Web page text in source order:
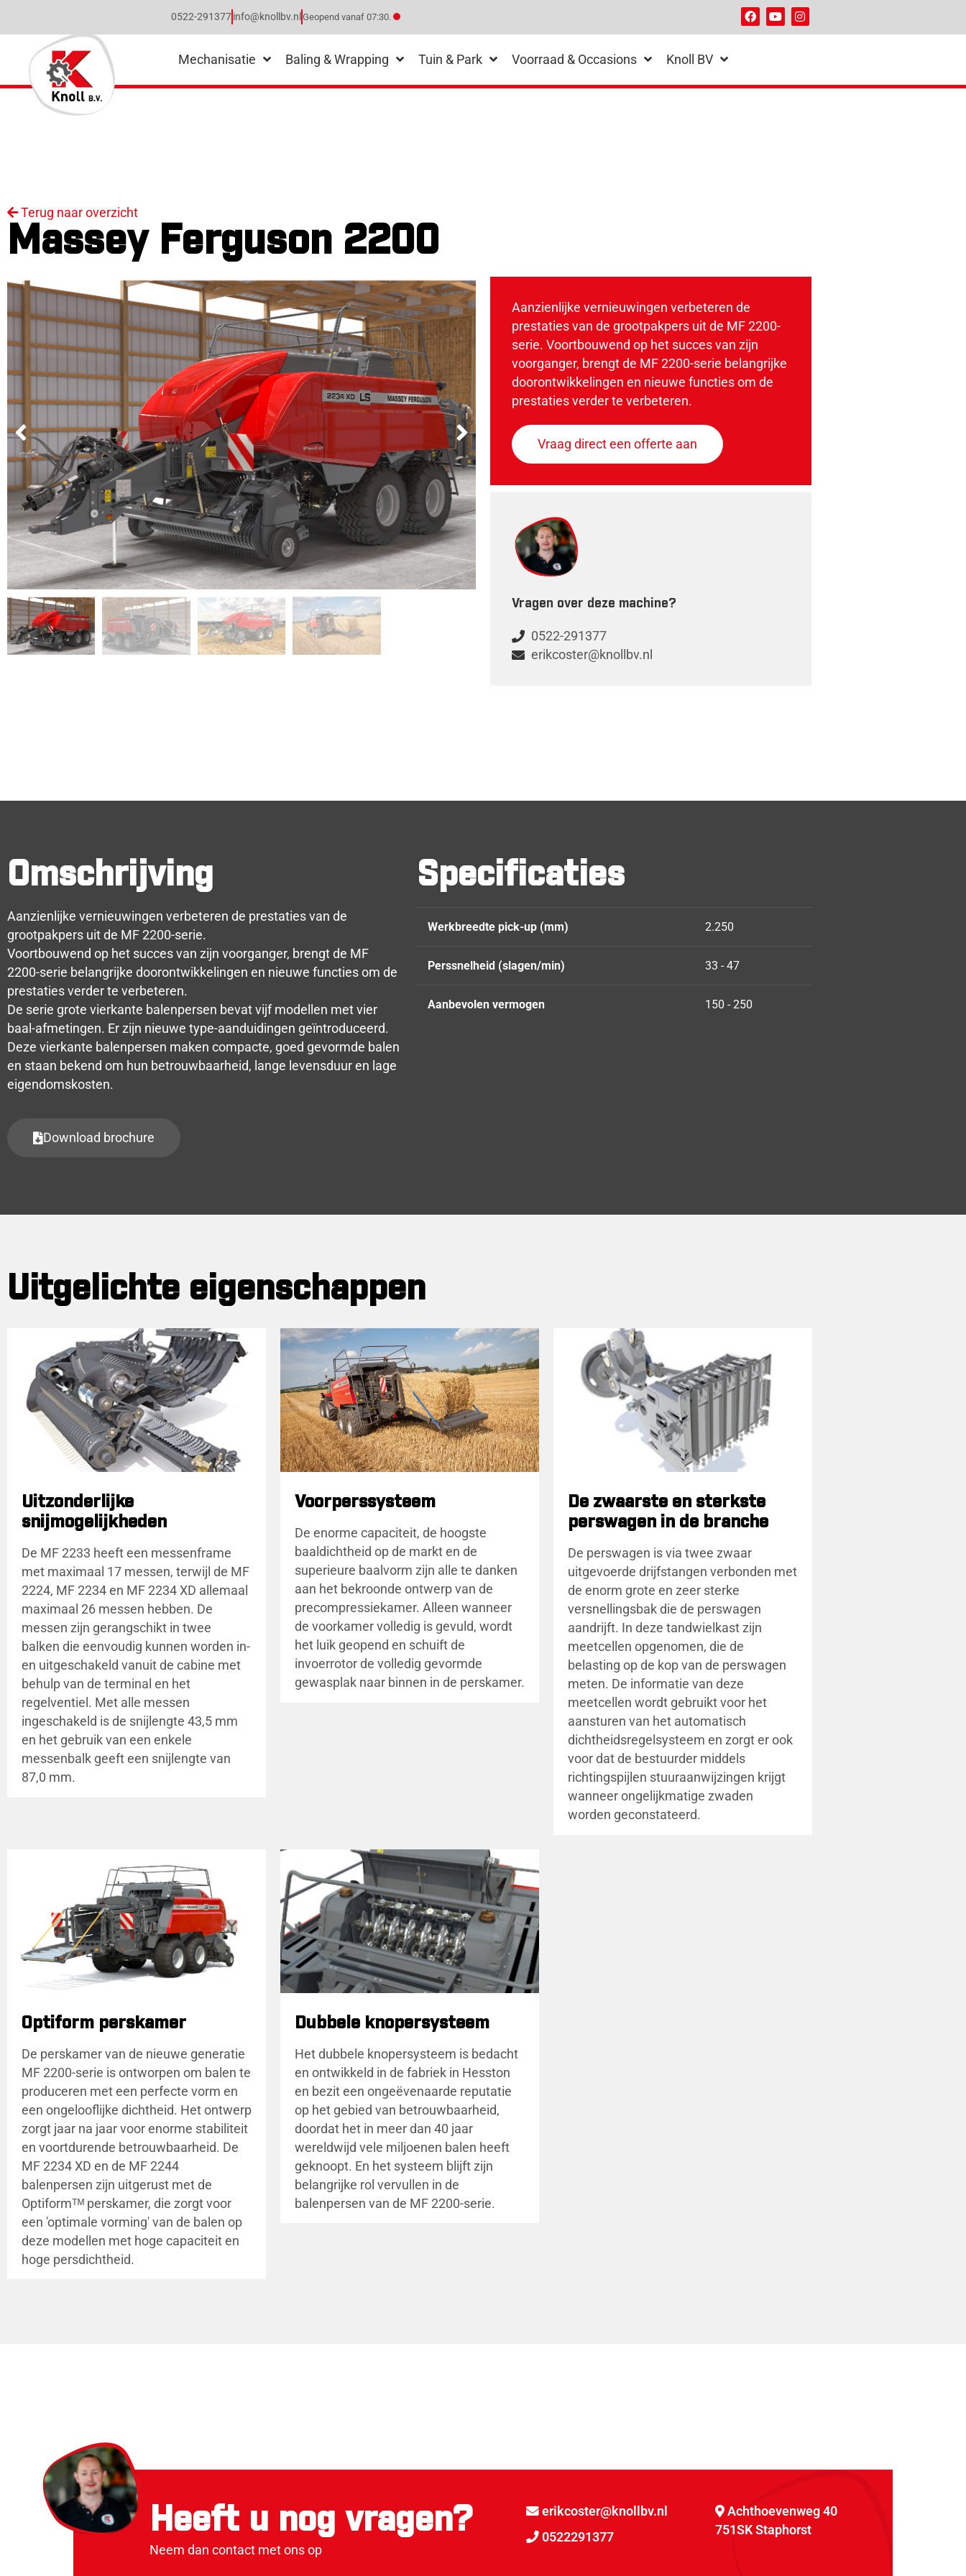
0522-291377info@knollbv.nl Geopend vanaf 07:30.
Mechanisatie Baling & Wrapping Tuin & Park Voorraad & Occasions Knoll BV
Terug naar overzicht
Massey Ferguson 2200
Aanzienlijke vernieuwingen verbeteren de
prestaties van de grootpakpers uit de MF 2200-
serie. Voortbouwend op het succes van zijn
voorganger, brengt de MF 2200-serie belangrijke
doorontwikkelingen en nieuwe functies om de
prestaties verder te verbeteren.
Vraag direct een offerte aan
Vragen over deze machine?
0522-291377
erikcoster@knollbv.nl
Omschrijving
Aanzienlijke vernieuwingen verbeteren de prestaties van de
grootpakpers uit de MF 2200-serie.
Voortbouwend op het succes van zijn voorganger, brengt de MF
2200-serie belangrijke doorontwikkelingen en nieuwe functies om de
prestaties verder te verbeteren.
De serie grote vierkante balenpersen bevat vijf modellen met vier
baal-afmetingen. Er zijn nieuwe type-aanduidingen geïntroduceerd.
Deze vierkante balenpersen maken compacte, goed gevormde balen
en staan ​​bekend om hun betrouwbaarheid, lange levensduur en lage
eigendomskosten.
Download brochure
Specificaties
Werkbreedte pick-up (mm) 2.250
Perssnelheid (slagen/min) 33 - 47
Aanbevolen vermogen 150 - 250
Uitgelichte eigenschappen
Uitzonderlijke
snijmogelijkheden
De MF 2233 heeft een messenframe
met maximaal 17 messen, terwijl de MF
2224, MF 2234 en MF 2234 XD allemaal
maximaal 26 messen hebben. De
messen zijn gerangschikt in twee
balken die eenvoudig kunnen worden in-
en uitgeschakeld vanuit de cabine met
behulp van de terminal en het
regelventiel. Met alle messen
ingeschakeld is de snijlengte 43,5 mm
en het gebruik van een enkele
messenbalk geeft een snijlengte van
87,0 mm.
Voorperssysteem
De enorme capaciteit, de hoogste
baaldichtheid op de markt en de
superieure baalvorm zijn alle te danken
aan het bekroonde ontwerp van de
precompressiekamer. Alleen wanneer
de voorkamer volledig is gevuld, wordt
het luik geopend en schuift de
invoerrotor de volledig gevormde
gewasplak naar binnen in de perskamer.
De zwaarste en sterkste
perswagen in de branche
De perswagen is via twee zwaar
uitgevoerde drijfstangen verbonden met
de enorm grote en zeer sterke
versnellingsbak die de perswagen
aandrijft. In deze tandwielkast zijn
meetcellen opgenomen, die de
belasting op de kop van de perswagen
meten. De informatie van deze
meetcellen wordt gebruikt voor het
aansturen van het automatisch
dichtheidsregelsysteem en zorgt er ook
voor dat de bestuurder middels
richtingspijlen stuuraanwijzingen krijgt
wanneer ongelijkmatige zwaden
worden geconstateerd.
Optiform perskamer
De perskamer van de nieuwe generatie
MF 2200-serie is ontworpen om balen te
produceren met een perfecte vorm en
een ongelooflijke dichtheid. Het ontwerp
zorgt jaar na jaar voor enorme stabiliteit
en voortdurende betrouwbaarheid. De
MF 2234 XD en de MF 2244
balenpersen zijn uitgerust met de
Optiformᵀᴹ perskamer, die zorgt voor
een 'optimale vorming' van de balen op
deze modellen met hoge capaciteit en
hoge persdichtheid.
Dubbele knopersysteem
Het dubbele knopersysteem is bedacht
en ontwikkeld in de fabriek in Hesston
en bezit een ongeëvenaarde reputatie
op het gebied van betrouwbaarheid,
doordat het in meer dan 40 jaar
wereldwijd vele miljoenen balen heeft
geknoopt. En het systeem blijft zijn
belangrijke rol vervullen in de
balenpersen van de MF 2200-serie.
Heeft u nog vragen?
Neem dan contact met ons op
erikcoster@knollbv.nl
0522291377
Achthoevenweg 40
751SK Staphorst